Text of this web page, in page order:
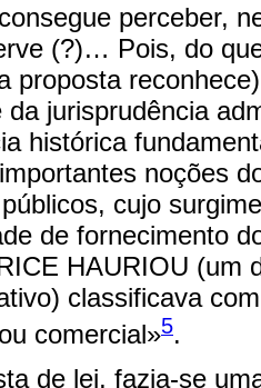
perceber,
(?)… Pois, do
proposta
da jurisprudência
histórica
noções
cujo
de fornecimento
HAURIOU (um
classificava
comercial»5.
de lei, fazia-se